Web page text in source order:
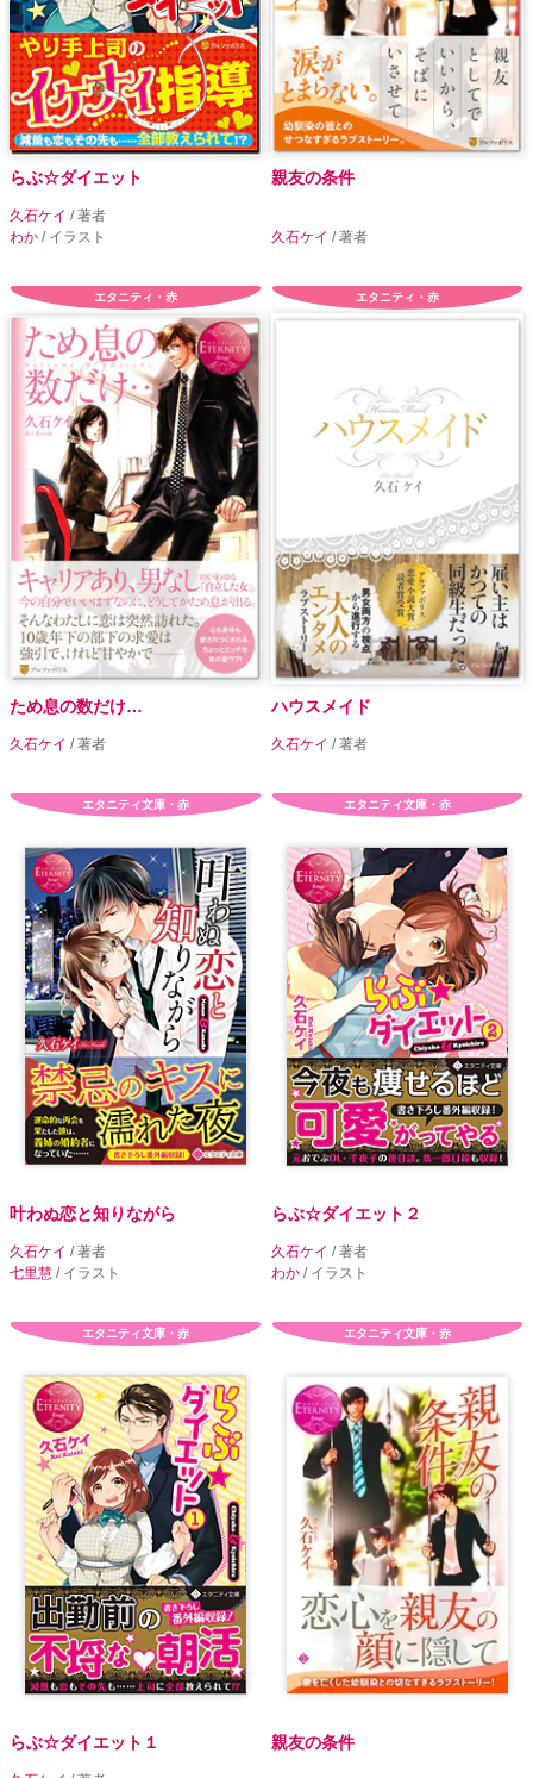
らぶ☆ダイエット
久石ケイ / 著者
わか / イラスト
親友の条件
久石ケイ / 著者
エタニティ・赤
ため息の数だけ…
久石ケイ / 著者
エタニティ・赤
ハウスメイド
久石ケイ / 著者
エタニティ文庫・赤
叶わぬ恋と知りながら
久石ケイ / 著者
七里慧 / イラスト
エタニティ文庫・赤
らぶ☆ダイエット２
久石ケイ / 著者
わか / イラスト
エタニティ文庫・赤
らぶ☆ダイエット１
エタニティ文庫・赤
親友の条件